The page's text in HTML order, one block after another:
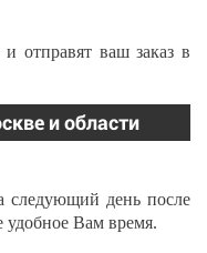
отправят ваш заказ в
и области
следующий день после
удобное Вам время.